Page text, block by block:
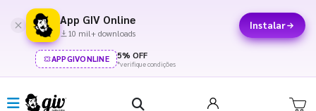
App GIV Online
10 mil+ downloads
Instalar
APPGIVONLINE 5% OFF
*verifique condições